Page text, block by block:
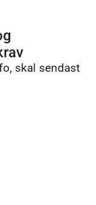
skal sendast